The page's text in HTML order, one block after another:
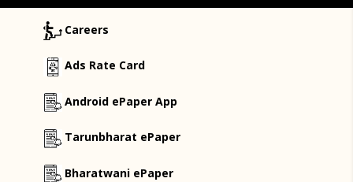
Careers
Ads Rate Card
Android ePaper App
Tarunbharat ePaper
Bharatwani ePaper